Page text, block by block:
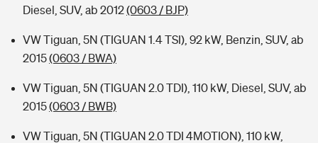
Diesel, SUV, ab 2012(0603 / BJP)
VW Tiguan, 5N (TIGUAN 1.4 TSI), 92 kW, Benzin, SUV, ab
2015(0603 / BWA)
VW Tiguan, 5N (TIGUAN 2.0 TDI), 110 kW, Diesel, SUV, ab
2015(0603 / BWB)
VW Tiguan, 5N (TIGUAN 2.0 TDI 4MOTION), 110 kW,